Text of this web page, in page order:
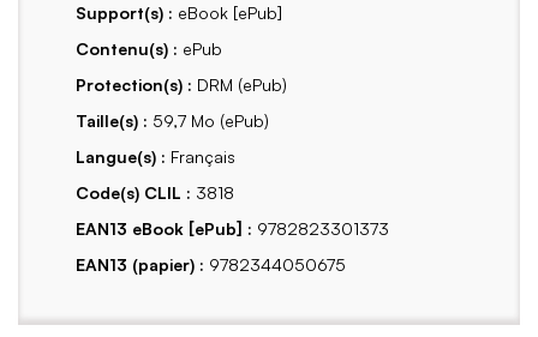
Support(s) : eBook [ePub]
Contenu(s) : ePub
Protection(s) : DRM (ePub)
Taille(s) : 59,7 Mo (ePub)
Langue(s) : Français
Code(s) CLIL : 3818
EAN13 eBook [ePub] : 9782823301373
EAN13 (papier) : 9782344050675